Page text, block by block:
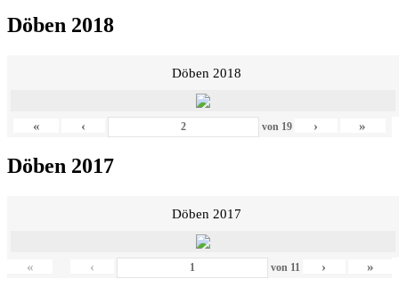
Döben 2018
Döben 2018
« ‹ von 19 › »
Döben 2017
Döben 2017
« ‹ von 11 › »